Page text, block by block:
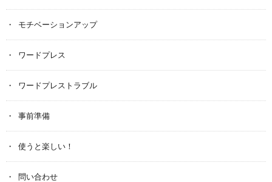
モチベーションアップ
ワードプレス
ワードプレストラブル
事前準備
使うと楽しい！
問い合わせ